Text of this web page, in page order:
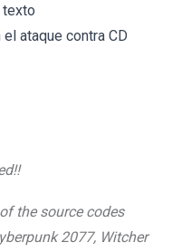
texto
ataque contra CD
the source codes
2077, Witcher